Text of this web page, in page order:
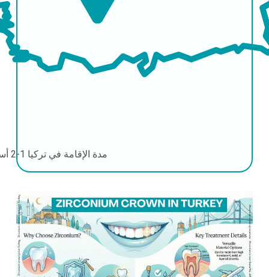
مدة الإقامة في تركيا 1-2 أسابيع